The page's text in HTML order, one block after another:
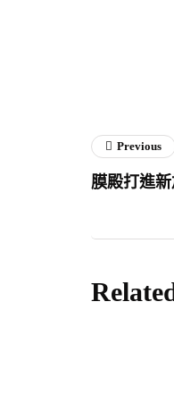
Previous
膜殿打進